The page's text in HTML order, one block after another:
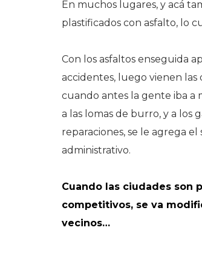
En muchos lugares, y acá
plastificados con asfalto, lo
Con los asfaltos enseguida
accidentes, luego vienen las
cuando antes la gente iba a
a las lomas de burro, y a los
reparaciones, se le agrega
administrativo.
Cuando las ciudades son
competitivos, se va
vecinos…